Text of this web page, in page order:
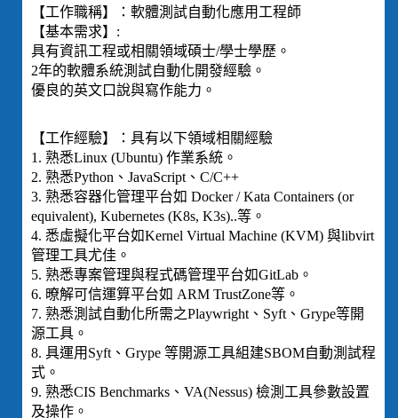
【工作職稱】：軟體測試自動化應用工程師
【基本需求】:
具有資訊工程或相關領域碩士/學士學歷。
2年的軟體系統測試自動化開發經驗。
優良的英文口說與寫作能力。
【工作經驗】：具有以下領域相關經驗
1. 熟悉Linux (Ubuntu) 作業系統。
2. 熟悉Python、JavaScript、C/C++
3. 熟悉容器化管理平台如 Docker / Kata Containers (or
equivalent), Kubernetes (K8s, K3s)..等。
4. 悉虛擬化平台如Kernel Virtual Machine (KVM) 與libvirt
管理工具尤佳。
5. 熟悉專案管理與程式碼管理平台如GitLab。
6. 暸解可信運算平台如 ARM TrustZone等。
7. 熟悉測試自動化所需之Playwright、Syft、Grype等開
源工具。
8. 具運用Syft、Grype 等開源工具組建SBOM自動測試程
式。
9. 熟悉CIS Benchmarks、VA(Nessus) 檢測工具參數設置
及操作。